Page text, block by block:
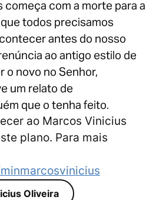
começa com a morte para a
todos precisamos
antes do nosso
ao antigo estilo de
o novo no Senhor,
um relato de
que o tenha feito.
ao Marcos Vinicius
plano. Para mais
Oliveira